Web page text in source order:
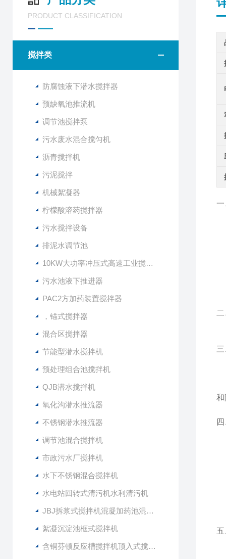
PRODUCT CLASSIFICATION
搅拌类
防腐蚀液下潜水搅拌器
预缺氧池推流机
调节池搅拌泵
污水废水混合搅匀机
沥青搅拌机
污泥搅拌
机械絮凝器
柠檬酸溶药搅拌器
污水搅拌设备
排泥水调节池
10KW大功率冲压式高速工业搅拌设备
污水池液下推进器
PAC2方加药装置搅拌器
，锚式搅拌器
混合区搅拌器
节能型潜水搅拌机
预处理组合池搅拌机
QJB潜水搅拌机
氧化沟潜水推流器
不锈钢潜水推流器
调节池混合搅拌机
市政污水厂搅拌机
水下不锈钢混合搅拌机
水电站回转式清污机水利清污机
JBJ拆浆式搅拌机混凝加药池混合型搅拌器
絮凝沉淀池框式搅拌机
含铜芬顿反应槽搅拌机顶入式搅拌器
一
和